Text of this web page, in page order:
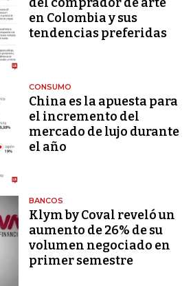
en Colombia y sus
tendencias preferidas
CONSUMO
China es la apuesta para
el incremento del
mercado de lujo durante
el año
BANCOS
Klym by Coval reveló un
aumento de 26% de su
volumen negociado en
primer semestre